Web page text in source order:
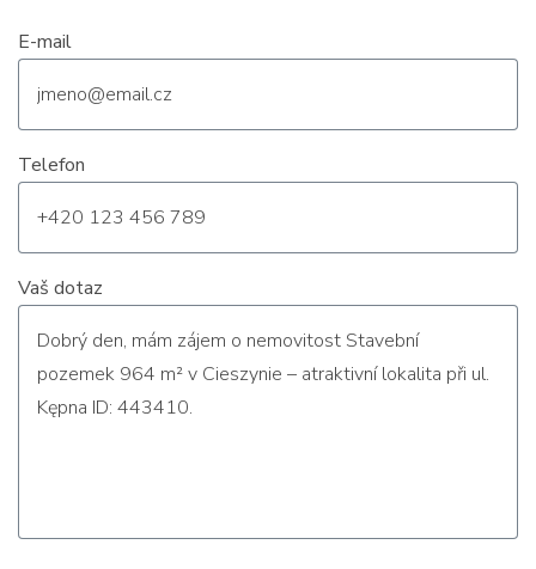
E-mail
Telefon
Vaš dotaz